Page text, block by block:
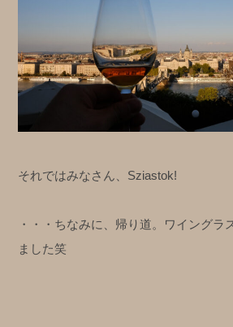
それではみなさん、Sziastok!
・・・ちなみに、帰り道。ワイングラ
ました笑